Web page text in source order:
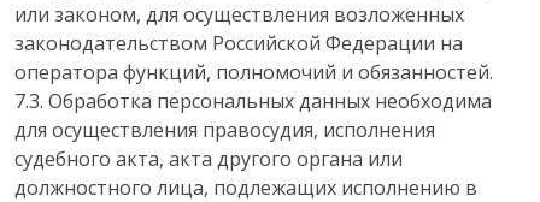
или законом, для осуществления возложенных
законодательством Российской Федерации на
оператора функций, полномочий и обязанностей.
7.3. Обработка персональных данных необходима
для осуществления правосудия, исполнения
судебного акта, акта другого органа или
должностного лица, подлежащих исполнению в